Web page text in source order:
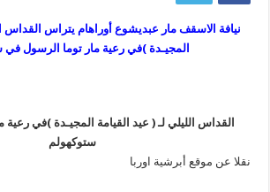
نيافة الاسقف مار عبديشوع أوراهام يتراس القداس
المجيـدة )في رعية مار توما الرسول في
القداس الليلي لـ ( عيد القيامة المجيـدة )في
ستوكهولم
نقلا عن موقع أبرشية اوربا